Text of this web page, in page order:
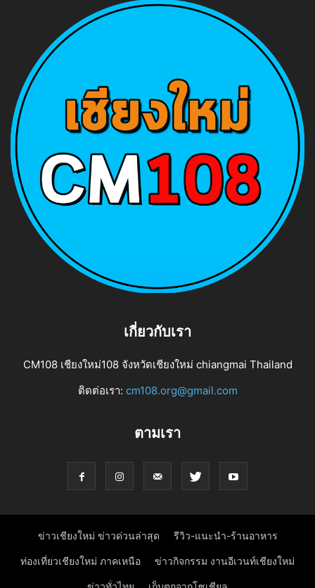
เกี่ยวกับเรา
CM108 เชียงใหม่108 จังหวัดเชียงใหม่ chiangmai Thailand
ติดต่อเรา: cm108.org@gmail.com
ตามเรา
ข่าวเชียงใหม่ ข่าวด่วนล่าสุด รีวิว-แนะนำ-ร้านอาหาร
ท่องเที่ยวเชียงใหม่ ภาคเหนือ ข่าวกิจกรรม งานอีเวนท์เชียงใหม่